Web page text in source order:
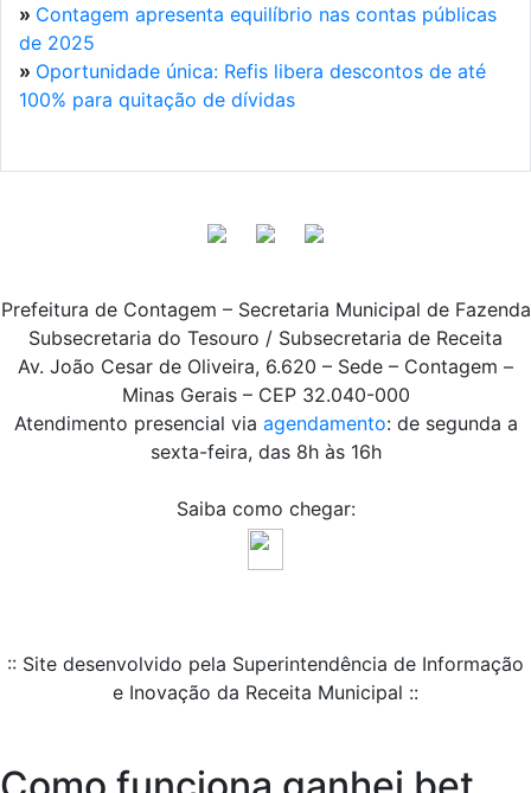
» Contagem apresenta equilíbrio nas contas públicas
de 2025
» Oportunidade única: Refis libera descontos de até
100% para quitação de dívidas
Prefeitura de Contagem – Secretaria Municipal de Fazenda
Subsecretaria do Tesouro / Subsecretaria de Receita
Av. João Cesar de Oliveira, 6.620 – Sede – Contagem –
Minas Gerais – CEP 32.040-000
Atendimento presencial via agendamento: de segunda a
sexta-feira, das 8h às 16h
Saiba como chegar:
:: Site desenvolvido pela Superintendência de Informação
e Inovação da Receita Municipal ::